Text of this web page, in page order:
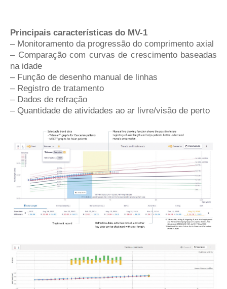
Principais características do MV-1
– Monitoramento da progressão do comprimento axial
– Comparação com curvas de crescimento baseadas
na idade
– Função de desenho manual de linhas
– Registro de tratamento
– Dados de refração
– Quantidade de atividades ao ar livre/visão de perto